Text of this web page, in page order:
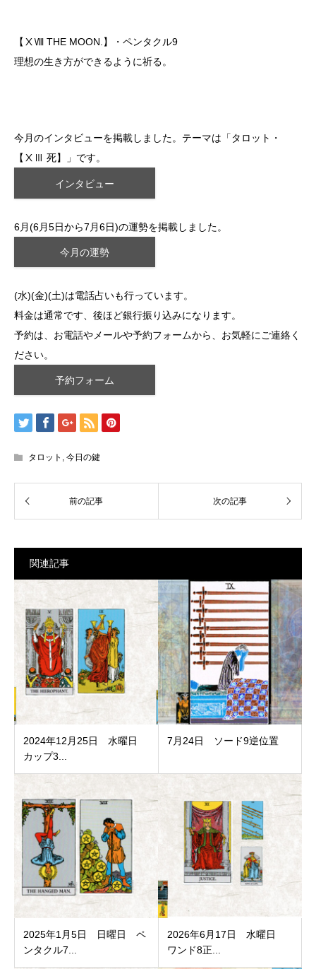
【ⅩⅧ THE MOON.】・ペンタクル9
理想の生き方ができるように祈る。
今月のインタビューを掲載しました。テーマは「タロット・
【ⅩⅢ 死】」です。
インタビュー
6月(6月5日から7月6日)の運勢を掲載しました。
今月の運勢
(水)(金)(土)は電話占いも行っています。
料金は通常です、後ほど銀行振り込みになります。
予約は、お電話やメールや予約フォームから、お気軽にご連絡く
ださい。
予約フォーム
タロット , 今日の鍵
関連記事
2024年12月25日 水曜日
カップ3...
7月24日 ソード9逆位置
2025年1月5日 日曜日 ペ
ンタクル7...
2026年6月17日 水曜日
ワンド8正...